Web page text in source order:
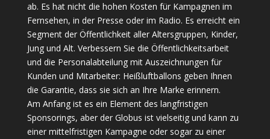
ab. Es hat nicht die hohen Kosten für Kampagnen im
Fernsehen, in der Presse oder im Radio. Es erreicht ein
Segment der Öffentlichkeit aller Altersgruppen, Kinder,
Jung und Alt. Verbessern Sie die Öffentlichkeitsarbeit
und die Personalabteilung mit Auszeichnungen für
Kunden und Mitarbeiter: Heißluftballons geben Ihnen
die Garantie, dass sie sich an Ihre Marke erinnern.
Am Anfang ist es ein Element des langfristigen
Sponsorings, aber der Globus ist vielseitig und kann zu
einer mittelfristigen Kampagne oder sogar zu einer